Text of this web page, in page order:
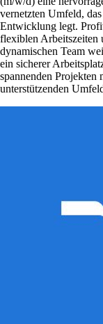
vernetzten Umfeld,
Entwicklung legt.
flexiblen Arbeitszeiten
dynamischen Team
ein sicherer
spannenden
unterstützenden